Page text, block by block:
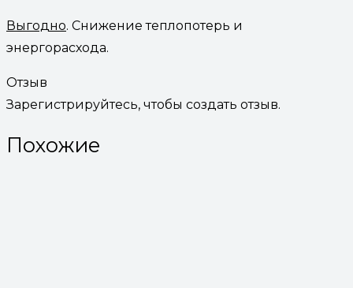
Выгодно. Снижение теплопотерь и
энергорасхода.
Отзыв
Зарегистрируйтесь, чтобы создать отзыв.
Похожие